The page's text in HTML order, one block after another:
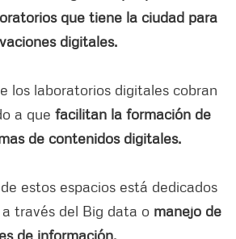
que tiene la ciudad para
digitales.
los laboratorios digitales cobran
a que facilitan la formación de
de contenidos digitales.
estos espacios está dedicados
través del Big data o manejo de
de información.